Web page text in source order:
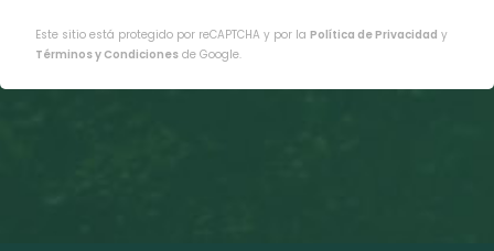
Este sitio está protegido por reCAPTCHA y por la Política de Privacidad y
Términos y Condiciones de Google.